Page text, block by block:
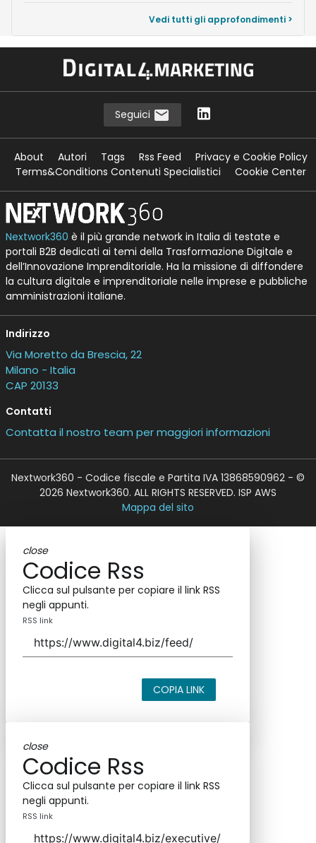
Vedi tutti gli approfondimenti >
Seguici
About Autori Tags Rss Feed
Privacy e Cookie Policy
Terms&Conditions Contenuti Specialistici
Cookie Center
Nextwork360 è il più grande network in Italia di testate e
portali B2B dedicati ai temi della Trasformazione Digitale e
dell’Innovazione Imprenditoriale. Ha la missione di diffondere
la cultura digitale e imprenditoriale nelle imprese e pubbliche
amministrazioni italiane.
Indirizzo
Via Moretto da Brescia, 22
Milano - Italia
CAP 20133
Contatti
Contatta il nostro team per maggiori informazioni
Nextwork360 - Codice fiscale e Partita IVA 13868590962 - ©
2026 Nextwork360. ALL RIGHTS RESERVED. ISP AWS
Mappa del sito
close
Codice Rss
Clicca sul pulsante per copiare il link RSS
negli appunti.
RSS link
COPIA LINK
close
Codice Rss
Clicca sul pulsante per copiare il link RSS
negli appunti.
RSS link